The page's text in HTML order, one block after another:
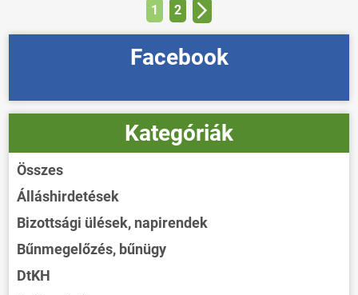
1 2
Facebook
Kategóriák
Összes
Álláshirdetések
Bizottsági ülések, napirendek
Bűnmegelőzés, bűnügy
DtKH